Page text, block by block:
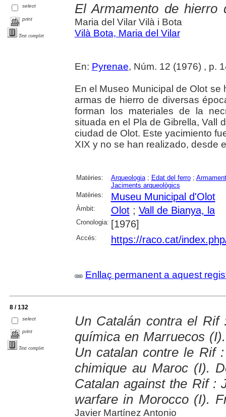
select
print
Text complet
El Armamento de hierro
Maria del Vilar Vilà i Bota
Vilà Bota, Maria del Vilar
En: Pyrenae, Núm. 12 (1976) , p.
En el Museo Municipal de Olot
armas de hierro de diversas
forman los materiales de la
situada en el Pla de Gibrella, Vall
ciudad de Olot. Este yacimiento
XIX y no se han realizado, desde
Matèries: Arqueologia; Edat del ferro; Armament
Jaciments arqueològics
Matèries:
Museu Municipal d'Olot
Àmbit: Olot; Vall de Bianya, la
Cronologia: [1976]
Accés: https://raco.cat/
Enllaç permanent a aquest
8 / 132
select
print
Text complet
Un Catalán contra el
química en Marruecos
Un catalan contre le Rif
chimique au Maroc (I).
Catalan against the Rif :
warfare in Morocco (I).
Javier Martínez Antonio